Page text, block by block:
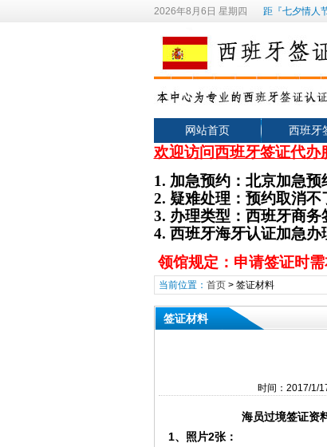
2026年8月6日 星期四 距『七夕情人
网站首页 西班牙
欢迎访问西班牙签证代办
1. 加急预约：北京加急预
2. 疑难处理：预约取消不
3. 办理类型 ： 西班牙商务
4. 西班牙海牙认证加急办
领馆规定：申请签证时
当前位置： 首页> 签证材料
签证材料
时间：2017/1/
海员过境签证资
1、 照片2张：